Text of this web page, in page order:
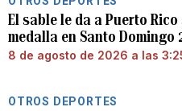
El sable le da a Puerto
medalla en Santo Domingo
8 de agosto de 2026 a las
OTROS DEPORTES